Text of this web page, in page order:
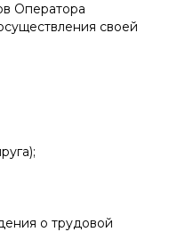
Оператора
своей
о трудовой